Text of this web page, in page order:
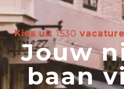
Kies uit 1530
Jouw
baan